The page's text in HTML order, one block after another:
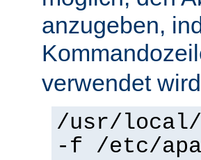
anzugeben,
verwendet
/usr/local/
-f /etc/